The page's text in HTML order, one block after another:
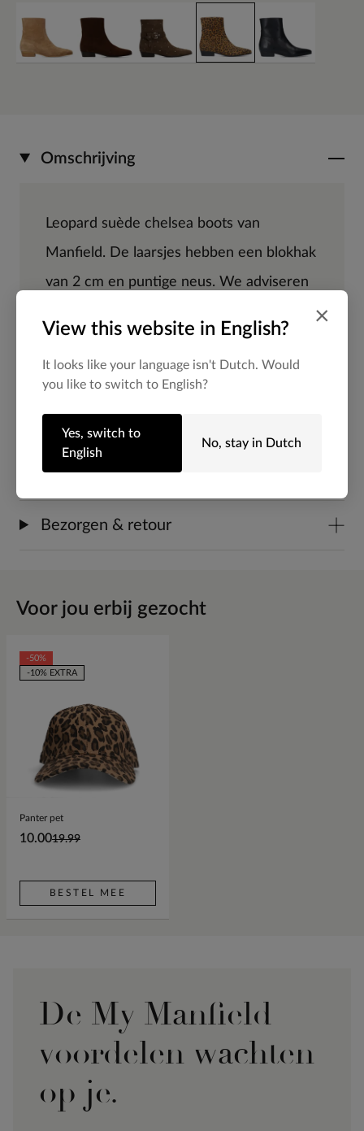
Voor jou erbij gezocht
Panter pet
19.99
10.00
-50%
-10% EXTRA
BESTEL MEE
Omschrijving
Leopard suède chelsea boots van
Manfield. De laarsjes hebben een blokhak
van 2 cm en puntige neus. We adviseren
suède/nubuck spray in transparant.
Alles over dit product
Maattabel
Bezorgen & retour
De My Manfield
voordelen wachten
op je.
×
View this website in English?
It looks like your language isn't Dutch. Would
you like to switch to English?
Yes, switch to
English
No, stay in Dutch